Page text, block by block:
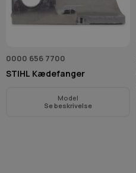
0000 656 7700
STIHL Kædefanger
Model
Se beskrivelse